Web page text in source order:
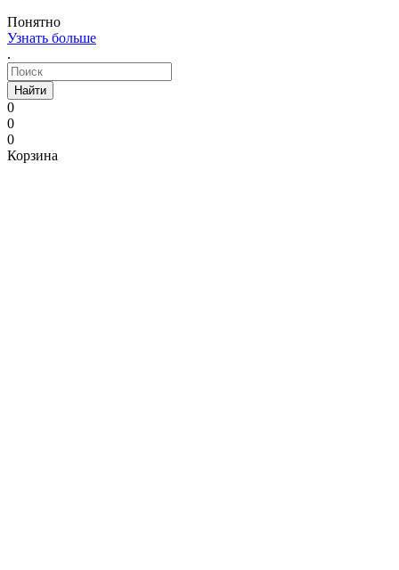
Понятно
Узнать больше
.
Найти
0
0
0
Корзина